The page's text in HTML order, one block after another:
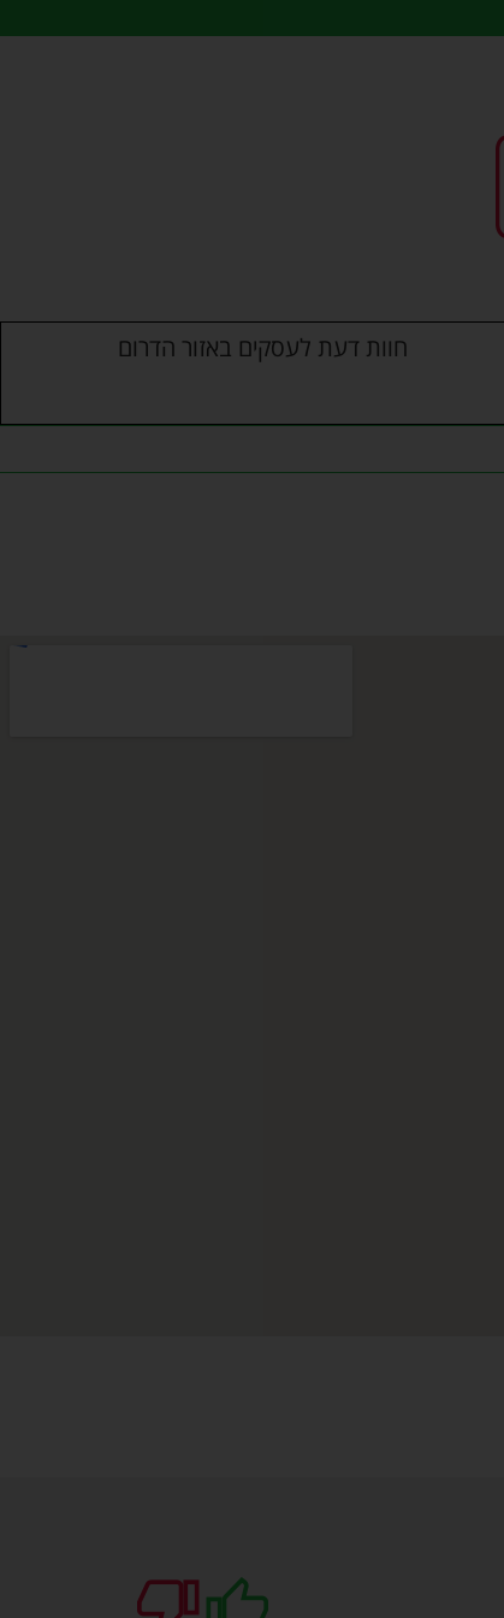
חוות דעת לעסקים באזור הדרום